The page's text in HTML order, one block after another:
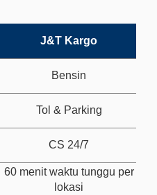
J&T Kargo
Bensin
Tol & Parking
CS 24/7
60 menit waktu tunggu per
lokasi